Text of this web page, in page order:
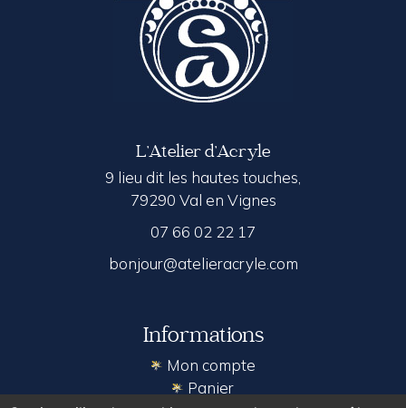
L’Atelier d’Acryle
9 lieu dit les hautes touches,
79290 Val en Vignes
07 66 02 22 17
bonjour@atelieracryle.com
Informations
Mon compte
Panier